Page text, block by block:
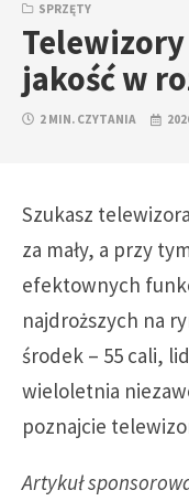
SPRZĘTY
Telewizory
jakość w
2 MIN. CZYTANIA
Szukasz
za mały, a przy
efektownych
najdroższych na
środek – 55 cali,
wieloletnia
poznajcie
Artykuł